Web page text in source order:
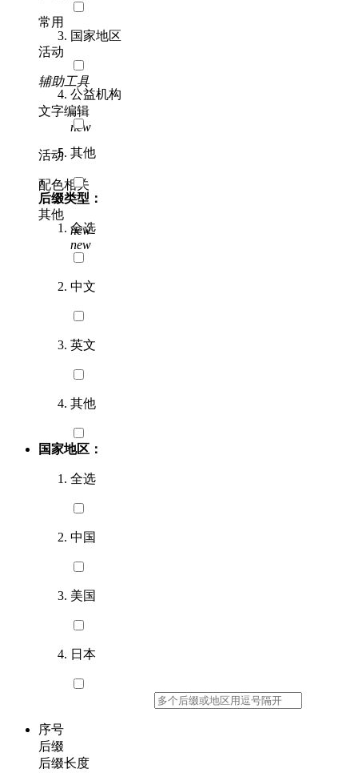
常用
活动
辅助工具
文字编辑
new
活动
配色相关
其他
new
new
国家地区
公益机构
其他
后缀类型：
全选
中文
英文
其他
国家地区：
全选
中国
美国
日本
序号
后缀
后缀长度